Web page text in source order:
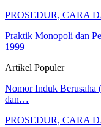
PROSEDUR, CARA
Praktik Monopoli dan
1999
Artikel Populer
Nomor Induk Berusaha
dan…
PROSEDUR, CARA